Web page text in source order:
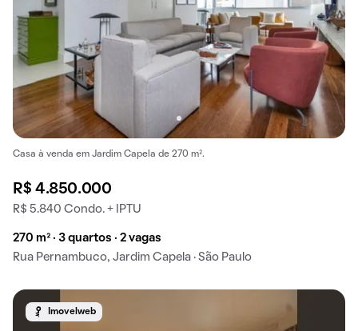
Casa à venda em Jardim Capela de 270 m².
R$ 4.850.000
R$ 5.840 Condo. + IPTU
270 m² · 3 quartos · 2 vagas
Rua Pernambuco, Jardim Capela · São Paulo
Imovelweb